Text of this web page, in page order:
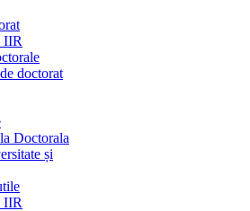
IIR
doctorat
Doctorala
și
IIR